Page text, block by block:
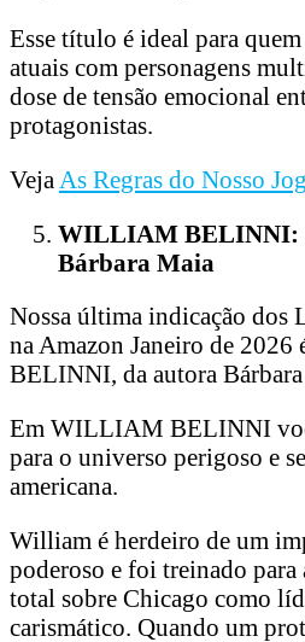
Esse título é ideal para
atuais com personagens
dose de tensão emocional
protagonistas.
Veja As Regras do Nosso
WILLIAM BELINNI:
Bárbara Maia
Nossa última indicação dos
na Amazon Janeiro de
BELINNI, da autora
Em WILLIAM BELINNI
para o universo perigoso e
americana.
William é herdeiro de um
poderoso e foi treinado
total sobre Chicago como
carismático. Quando um